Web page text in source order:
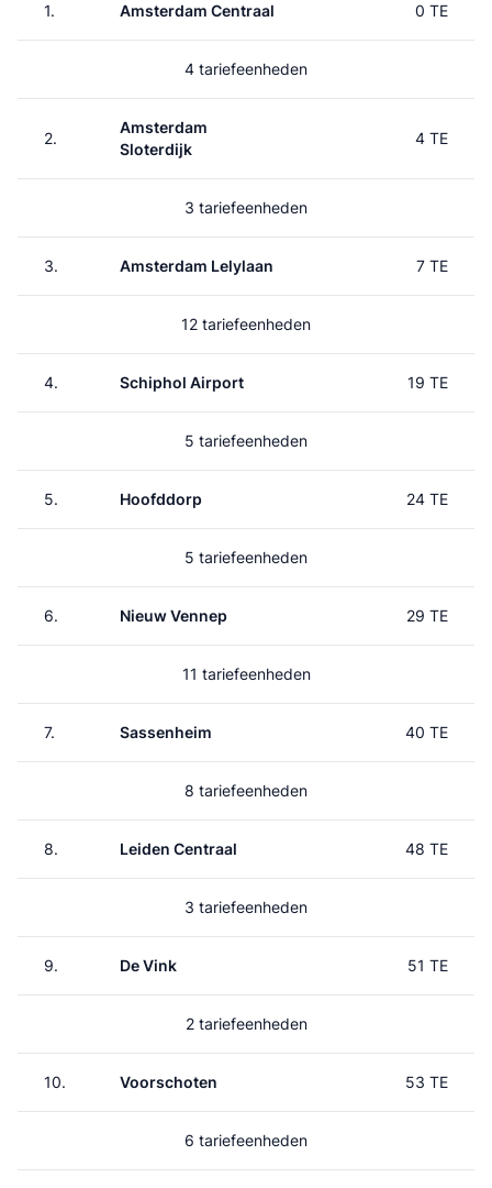
1. Amsterdam Centraal 0 TE
4 tariefeenheden
2.
Amsterdam
Sloterdijk
4 TE
3 tariefeenheden
3. Amsterdam Lelylaan 7 TE
12 tariefeenheden
4. Schiphol Airport 19 TE
5 tariefeenheden
5. Hoofddorp 24 TE
5 tariefeenheden
6. Nieuw Vennep 29 TE
11 tariefeenheden
7. Sassenheim 40 TE
8 tariefeenheden
8. Leiden Centraal 48 TE
3 tariefeenheden
9. De Vink 51 TE
2 tariefeenheden
10. Voorschoten 53 TE
6 tariefeenheden